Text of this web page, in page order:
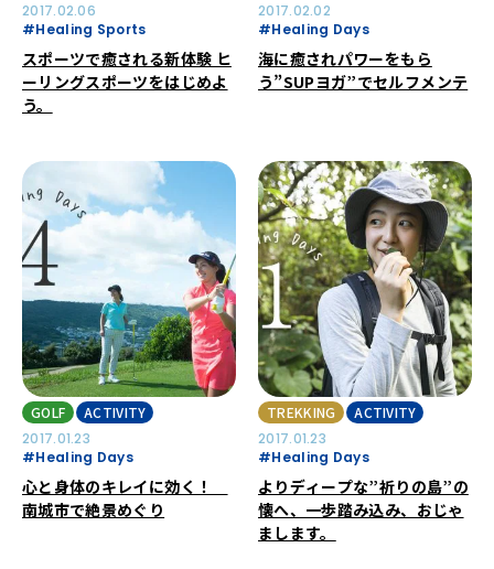
2017.02.06
#Healing Sports
スポーツで癒される新体験 ヒ
ーリングスポーツをはじめよ
う。
2017.02.02
#Healing Days
海に癒されパワーをもら
う”SUPヨガ”でセルフメンテ
GOLF
ACTIVITY
2017.01.23
#Healing Days
心と身体のキレイに効く！
南城市で絶景めぐり
TREKKING
ACTIVITY
2017.01.23
#Healing Days
よりディープな”祈りの島”の
懐へ、一歩踏み込み、おじゃ
まします。